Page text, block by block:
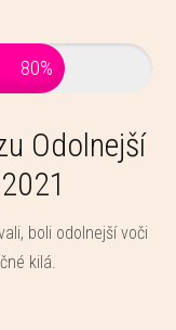
80%
Odolnejší
boli odolnejší voči
kilá.